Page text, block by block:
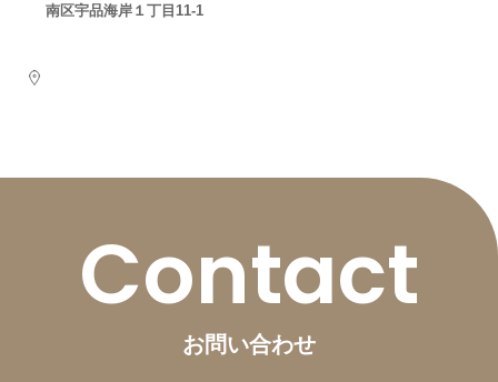
南区宇品海岸１丁目11-1
Contact
お問い合わせ